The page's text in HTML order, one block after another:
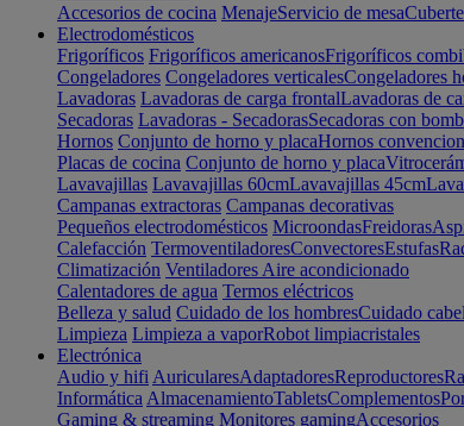
Accesorios de cocina MenajeServicio de mesa
Electrodomésticos
Frigoríficos Frigoríficos americanosFrigoríficos combi
Congeladores Congeladores verticalesCongeladores
Lavadoras Lavadoras de carga frontalLavadoras de
Secadoras Lavadoras - SecadorasSecadoras con
Hornos Conjunto de horno y placaHornos
Placas de cocina Conjunto de horno y placa
Lavavajillas Lavavajillas 60cmLavavajillas 45cm
Campanas extractoras Campanas decorativas
Pequeños electrodomésticos MicroondasFreidoras
Calefacción TermoventiladoresConvectoresEstufas
Climatización Ventiladores Aire acondicionado
Calentadores de agua Termos eléctricos
Belleza y salud Cuidado de los hombresCuidado
Limpieza Limpieza a vaporRobot limpiacristales
Electrónica
Audio y hifi AuricularesAdaptadoresReproductores
Informática AlmacenamientoTabletsComplementos
Gaming & streaming Monitores gamingAccesorios